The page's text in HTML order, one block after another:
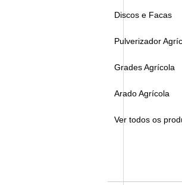
Discos e Facas
Pulverizador
Grades Agrícola
Arado Agrícola
Ver todos os